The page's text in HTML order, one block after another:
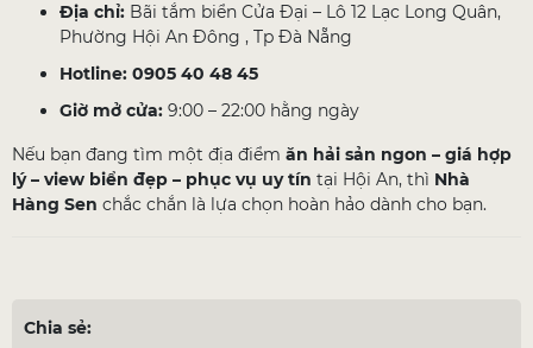
Địa chỉ: Bãi tắm biển Cửa Đại – Lô 12 Lạc Long Quân,
Phường Hội An Đông , Tp Đà Nẵng
Hotline: 0905 40 48 45
Giờ mở cửa: 9:00 – 22:00 hằng ngày
Nếu bạn đang tìm một địa điểm ăn hải sản ngon – giá hợp
lý – view biển đẹp – phục vụ uy tín tại Hội An, thì Nhà
Hàng Sen chắc chắn là lựa chọn hoàn hảo dành cho bạn.
Chia sẻ: